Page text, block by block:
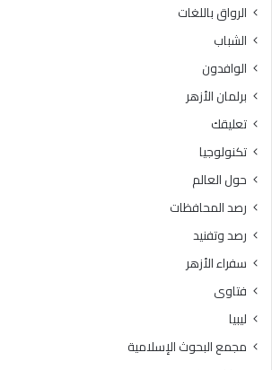
الرواق باللغات
الشباب
الوافدون
برلمان الأزهر
تعليقك
تكنولوجيا
حول العالم
رصد المحافظات
رصد وتفنيد
سفراء الأزهر
فتاوى
ليبيا
مجمع البحوث الإسلامية